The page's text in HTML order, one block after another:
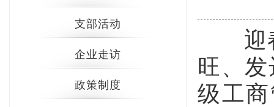
支部活动
企业走访
政策制度
迎春
旺、
级工